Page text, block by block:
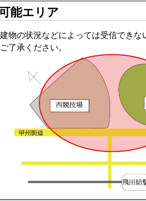
能エリア
物の状況などによっては受信できな
了承ください。